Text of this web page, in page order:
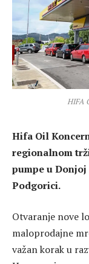
HIFA
Hifa Oil
regionalnom
pumpe u Donjoj
Podgorici.
Otvaranje nove
maloprodajne
važan korak u